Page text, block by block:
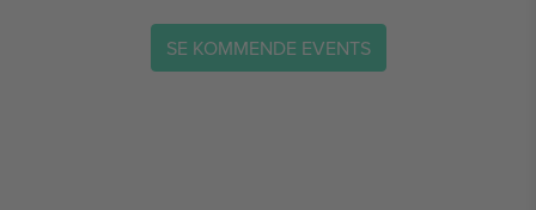
SE KOMMENDE EVENTS